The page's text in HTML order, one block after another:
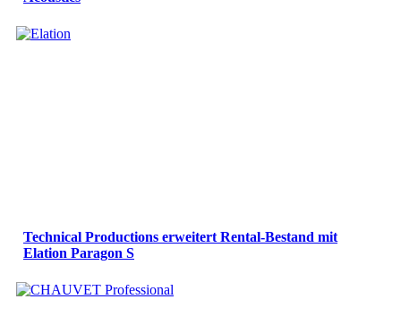
Technical Productions erweitert Rental-Bestand mit
Elation Paragon S